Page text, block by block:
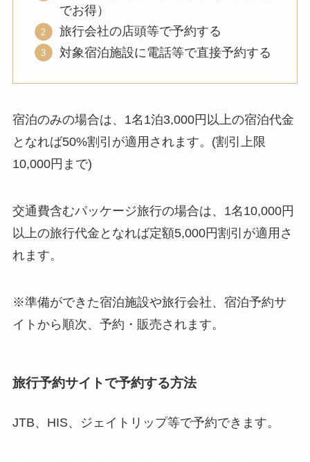
でお得）
旅行会社の店頭等で予約する
対象宿泊施設に電話等で直接予約する
宿泊のみの場合は、1名1泊3,000円以上の宿泊代金
となれば50%割引が適用されます。(割引上限
10,000円まで)
交通費含むパッケージ旅行の場合は、1名10,000円
以上の旅行代金となれば定額5,000円割引が適用さ
れます。
※準備ができた宿泊施設や旅行会社、宿泊予約サ
イトから順次、予約・販売されます。
旅行予約サイトで予約する方法
JTB、HIS、ジェイトリップ等で予約できます。